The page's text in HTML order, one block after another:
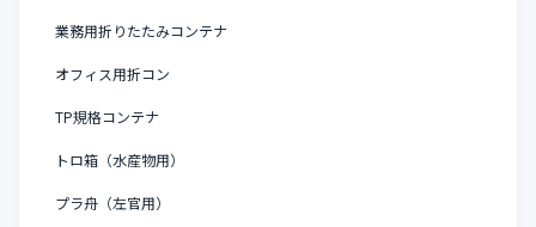
業務用折りたたみコンテナ
オフィス用折コン
TP規格コンテナ
トロ箱（水産物用）
プラ舟（左官用）